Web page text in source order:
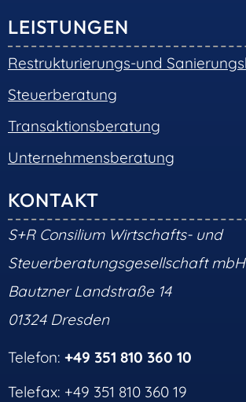
LEISTUNGEN
Restrukturierungs-und
Steuerberatung
Transaktionsberatung
Unternehmensberatung
KONTAKT
S+R Consilium Wirtschafts- und
Steuerberatungsgesellschaft mbH
Bautzner Landstraße 14
01324 Dresden
Telefon: +49 351 810 360 10
Telefax: +49 351 810 360 19